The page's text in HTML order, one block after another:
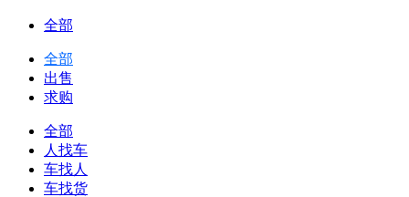
全部
全部
出售
求购
全部
人找车
车找人
车找货